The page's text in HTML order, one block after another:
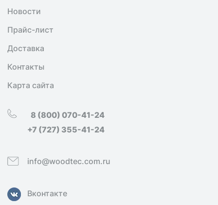
Новости
Прайс-лист
Доставка
Контакты
Карта сайта
8 (800) 070-41-24
+7 (727) 355-41-24
info@woodtec.com.ru
Вконтакте